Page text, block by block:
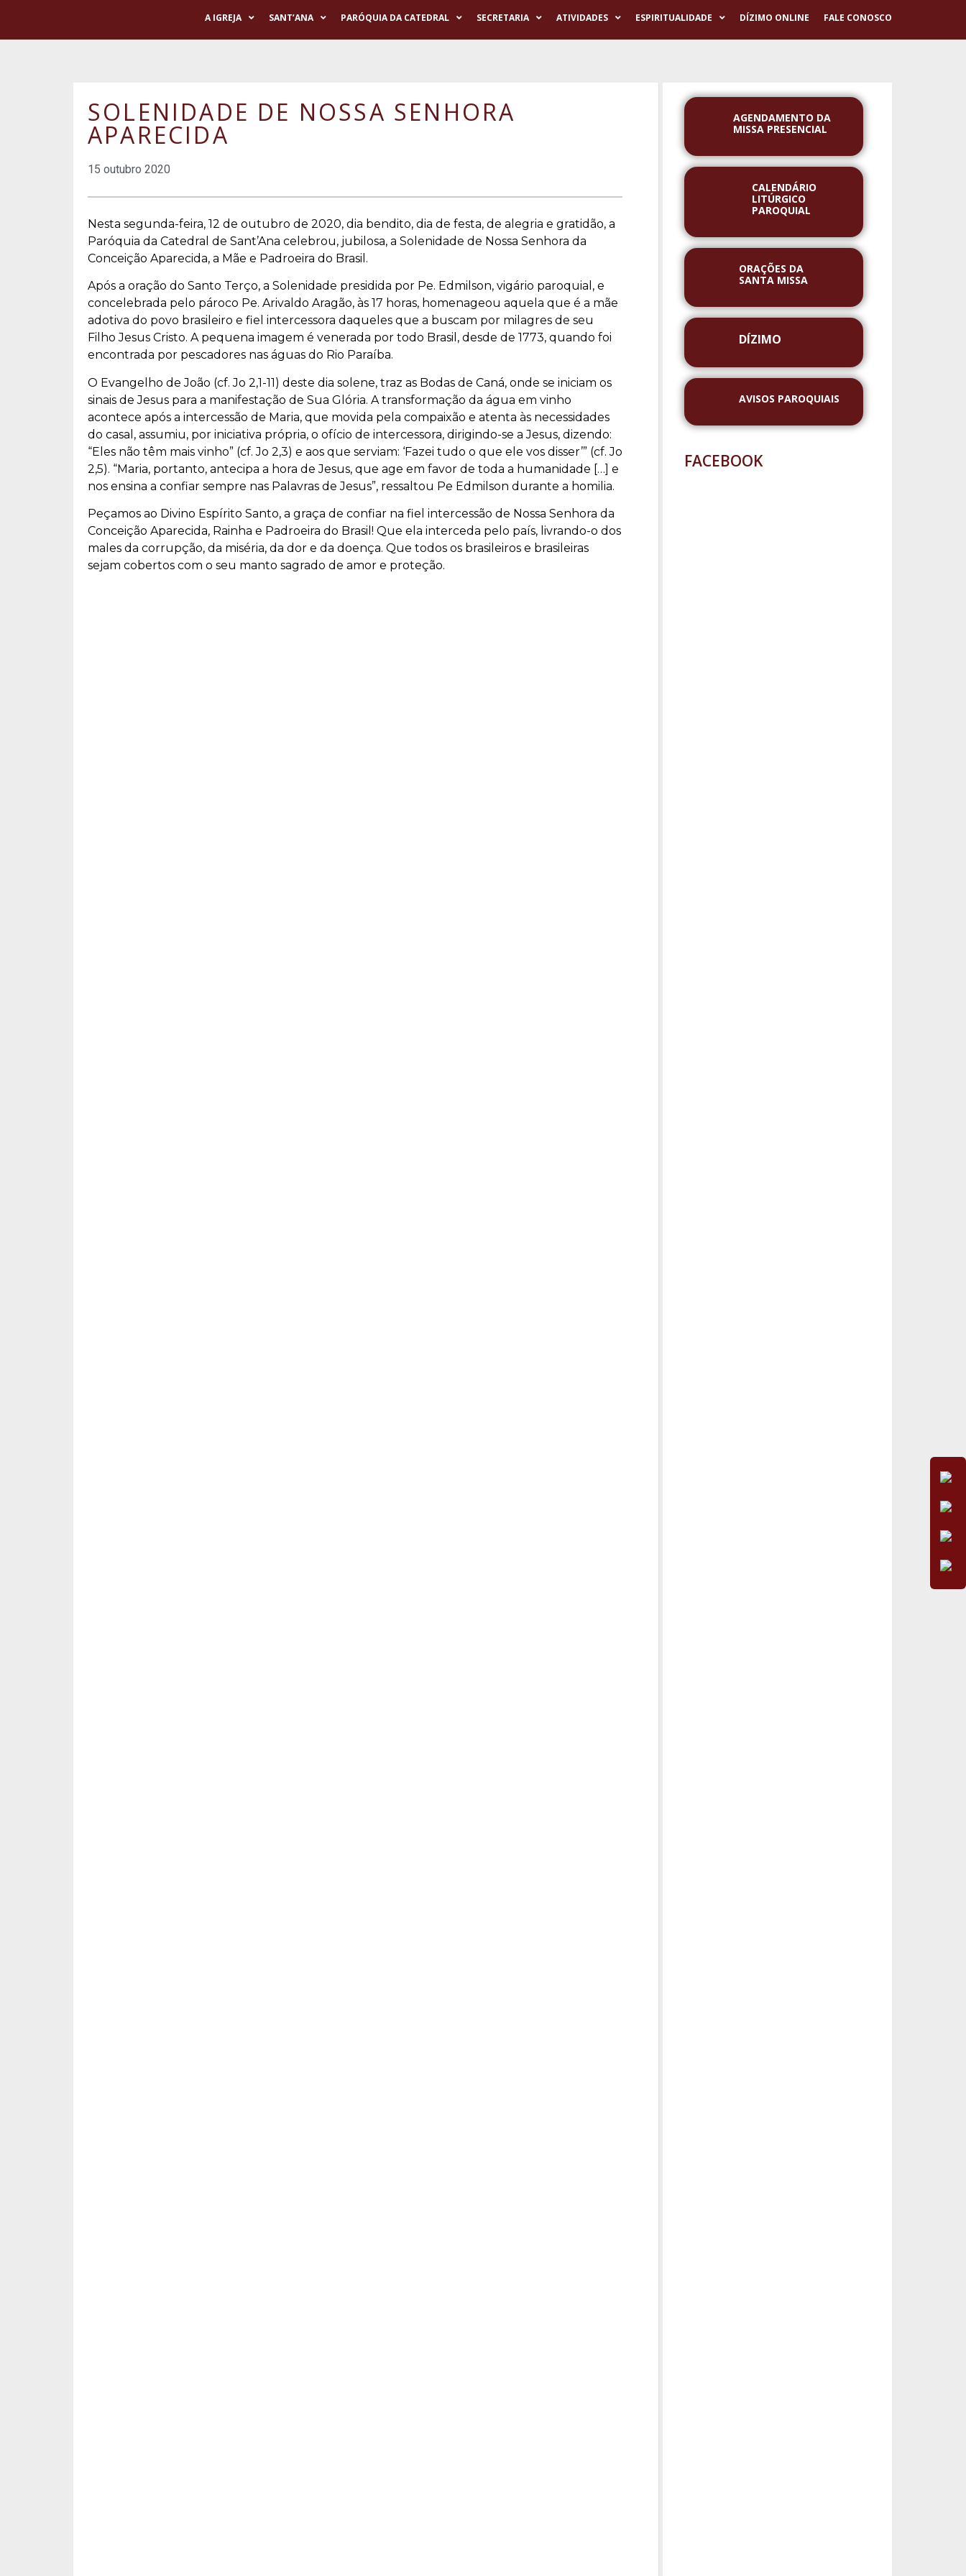
A IGREJA SANT’ANA PARÓQUIA DA CATEDRAL SECRETARIA ATIVIDADES ESPIRITUALIDADE DÍZIMO ONLINE FALE CONOSCO
SOLENIDADE DE NOSSA SENHORA
APARECIDA
15 outubro 2020
Nesta segunda-feira, 12 de outubro de 2020, dia bendito, dia de festa, de alegria e gratidão, a
Paróquia da Catedral de Sant’Ana celebrou, jubilosa, a Solenidade de Nossa Senhora da
Conceição Aparecida, a Mãe e Padroeira do Brasil.
Após a oração do Santo Terço, a Solenidade presidida por Pe. Edmilson, vigário paroquial, e
concelebrada pelo pároco Pe. Arivaldo Aragão, às 17 horas, homenageou aquela que é a mãe
adotiva do povo brasileiro e fiel intercessora daqueles que a buscam por milagres de seu
Filho Jesus Cristo. A pequena imagem é venerada por todo Brasil, desde de 1773, quando foi
encontrada por pescadores nas águas do Rio Paraíba.
O Evangelho de João (cf. Jo 2,1-11) deste dia solene, traz as Bodas de Caná, onde se iniciam os
sinais de Jesus para a manifestação de Sua Glória. A transformação da água em vinho
acontece após a intercessão de Maria, que movida pela compaixão e atenta às necessidades
do casal, assumiu, por iniciativa própria, o ofício de intercessora, dirigindo-se a Jesus, dizendo:
“Eles não têm mais vinho” (cf. Jo 2,3) e aos que serviam: ‘Fazei tudo o que ele vos disser’” (cf. Jo
2,5). “Maria, portanto, antecipa a hora de Jesus, que age em favor de toda a humanidade […] e
nos ensina a confiar sempre nas Palavras de Jesus”, ressaltou Pe Edmilson durante a homilia.
Peçamos ao Divino Espírito Santo, a graça de confiar na fiel intercessão de Nossa Senhora da
Conceição Aparecida, Rainha e Padroeira do Brasil! Que ela interceda pelo país, livrando-o dos
males da corrupção, da miséria, da dor e da doença. Que todos os brasileiros e brasileiras
sejam cobertos com o seu manto sagrado de amor e proteção.
AGENDAMENTO DA
MISSA PRESENCIAL
CALENDÁRIO
LITÚRGICO
PAROQUIAL
ORAÇÕES DA
SANTA MISSA
DÍZIMO
AVISOS PAROQUIAIS
FACEBOOK